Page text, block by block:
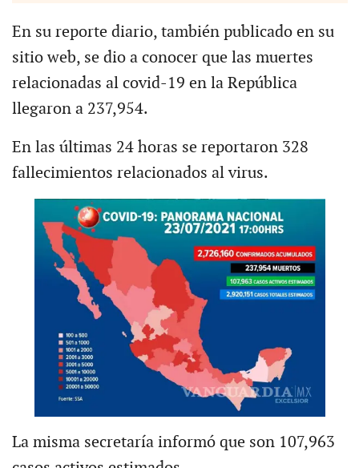
En su reporte diario, también publicado en su
sitio web, se dio a conocer que las muertes
relacionadas al covid-19 en la República
llegaron a 237,954.
En las últimas 24 horas se reportaron 328
fallecimientos relacionados al virus.
La misma secretaría informó que son 107,963